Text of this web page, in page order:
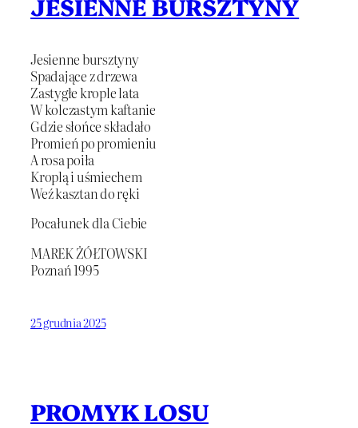
Jesienne bursztyny
Spadające z drzewa
Zastygłe krople lata
W kolczastym kaftanie
Gdzie słońce składało
Promień po promieniu
A rosa poiła
Kroplą i uśmiechem
Weź kasztan do ręki
Pocałunek dla Ciebie
MAREK ŻÓŁTOWSKI
Poznań 1995
25 grudnia 2025
PROMYK LOSU